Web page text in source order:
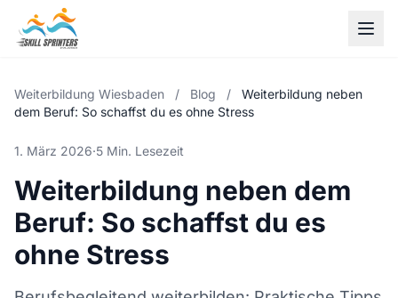
Weiterbildung Wiesbaden / Blog /
Weiterbildung neben
dem Beruf: So schaffst du es ohne Stress
1. März 2026·5 Min. Lesezeit
Weiterbildung neben dem
Beruf: So schaffst du es
ohne Stress